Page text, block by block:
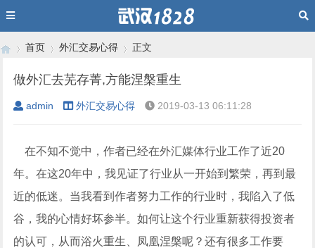
›
首页
›
外汇交易心得
›
正文
做外汇去芜存菁,方能涅槃重生
admin 外汇交易心得 2019-03-13 06:11:28
在不知不觉中，作者已经在外汇媒体行业工作了近20
年。在这20年中，我见证了行业从一开始到繁荣，再到最
近的低迷。当我看到作者努力工作的行业时，我陷入了低
谷，我的心情好坏参半。如何让这个行业重新获得投资者
的认可，从而浴火重生、凤凰涅槃呢？还有很多工作要